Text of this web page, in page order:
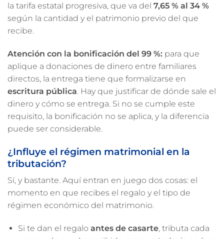
la tarifa estatal progresiva, que va del 7,65 % al 34 %
según la cantidad y el patrimonio previo del que
recibe.
Atención con la bonificación del 99 %: para que
aplique a donaciones de dinero entre familiares
directos, la entrega tiene que formalizarse en
escritura pública. Hay que justificar de dónde sale el
dinero y cómo se entrega. Si no se cumple este
requisito, la bonificación no se aplica, y la diferencia
puede ser considerable.
¿Influye el régimen matrimonial en la
tributación?
Sí, y bastante. Aquí entran en juego dos cosas: el
momento en que recibes el regalo y el tipo de
régimen económico del matrimonio.
Si te dan el regalo antes de casarte, tributa cada